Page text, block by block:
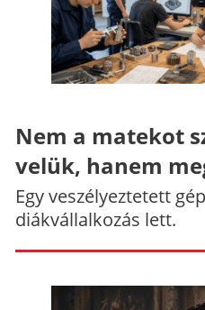
Nem a matekot
velük, hanem
Egy veszélyeztetett
diákvállalkozás lett.